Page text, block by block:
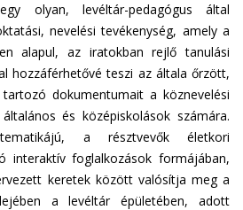
olyan, levéltár-pedagógus által
nevelési tevékenység, amely a
alapul, az iratokban rejlő tanulási
hozzáférhetővé teszi az általa őrzött,
dokumentumait a köznevelési
és középiskolások számára.
a résztvevők életkori
interaktív foglalkozások formájában,
keretek között valósítja meg a
a levéltár épületében, adott